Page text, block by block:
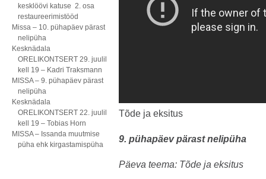
kesklöövi katuse 2. osa
restaureerimistööd
Missa – 10. pühapäev pärast
nelipüha
Kesknädala
ORELIKONTSERT 29. juulil
kell 19 – Kadri Traksmann
MISSA – 9. pühapäev pärast
nelipüha
Kesknädala
ORELIKONTSERT 22. juulil
kell 19 – Tobias Horn
MISSA – Issanda muutmise
püha ehk kirgastamispüha
Tõde ja eksitus
9. pühapäev pärast nelipüha
Päeva teema: Tõde ja eksitus